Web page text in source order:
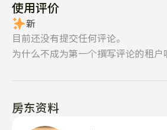
使用评价
新
目前还没有提交任何评论。
为什么不成为第一个撰写评论的租户
房东资料